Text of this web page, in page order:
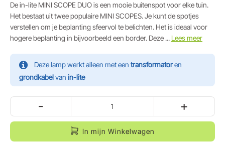
De in-lite MINI SCOPE DUO is een mooie buitenspot voor elke tuin.
Het bestaat uit twee populaire MINI SCOPES. Je kunt de spotjes
verstellen om je beplanting sfeervol te belichten. Het is ideaal voor
hogere beplanting in bijvoorbeeld een border. Deze ... Lees meer
Deze lamp werkt alleen met een transformatoren
grondkabelvan in-lite
- +
In mijn Winkelwagen